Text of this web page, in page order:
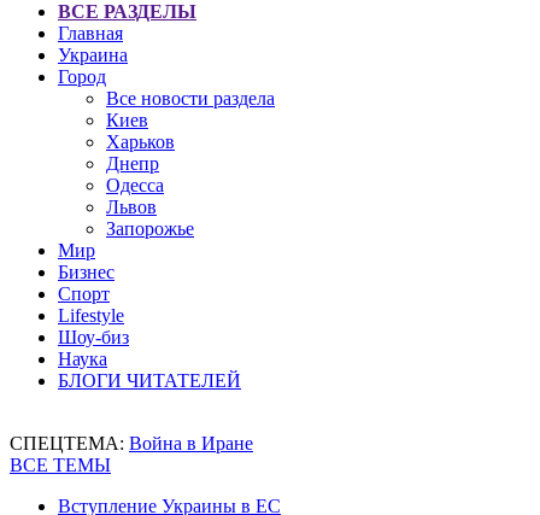
ВСЕ РАЗДЕЛЫ
Главная
Украина
Город
Все новости раздела
Киев
Харьков
Днепр
Одесса
Львов
Запорожье
Мир
Бизнес
Спорт
Lifestyle
Шоу-биз
Наука
БЛОГИ ЧИТАТЕЛЕЙ
СПЕЦТЕМА: Война в Иране
ВСЕ ТЕМЫ
Вступление Украины в ЕС